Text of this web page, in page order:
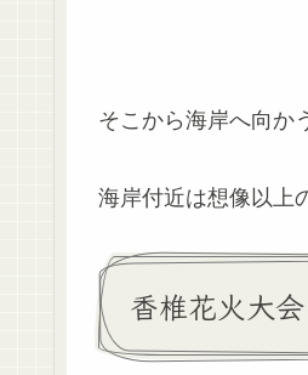
そこから海岸へ向か
海岸付近は想像以上
香椎花火大